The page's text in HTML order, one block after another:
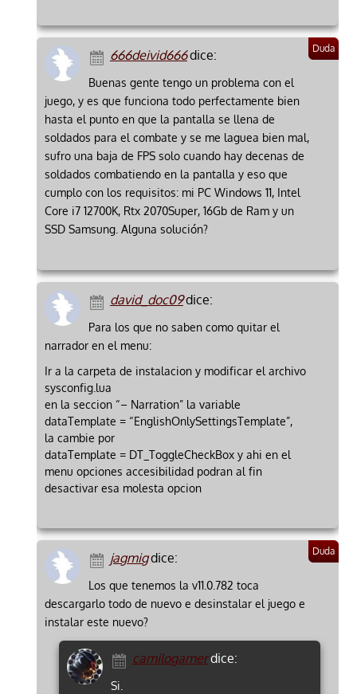
666deivid666dice:
Buenas gente tengo un problema con el
juego, y es que funciona todo perfectamente bien
hasta el punto en que la pantalla se llena de
soldados para el combate y se me laguea bien mal,
sufro una baja de FPS solo cuando hay decenas de
soldados combatiendo en la pantalla y eso que
cumplo con los requisitos: mi PC Windows 11, Intel
Core i7 12700K, Rtx 2070Super, 16Gb de Ram y un
SSD Samsung. Alguna solución?
david_doc09dice:
Para los que no saben como quitar el
narrador en el menu:
Ir a la carpeta de instalacion y modificar el archivo
sysconfig.lua
en la seccion “– Narration” la variable
dataTemplate = “EnglishOnlySettingsTemplate”,
la cambie por
dataTemplate = DT_ToggleCheckBox y ahi en el
menu opciones accesibilidad podran al fin
desactivar esa molesta opcion
jagmigdice:
Los que tenemos la v11.0.782 toca
descargarlo todo de nuevo e desinstalar el juego e
instalar este nuevo?
camilogamerdice:
Si.